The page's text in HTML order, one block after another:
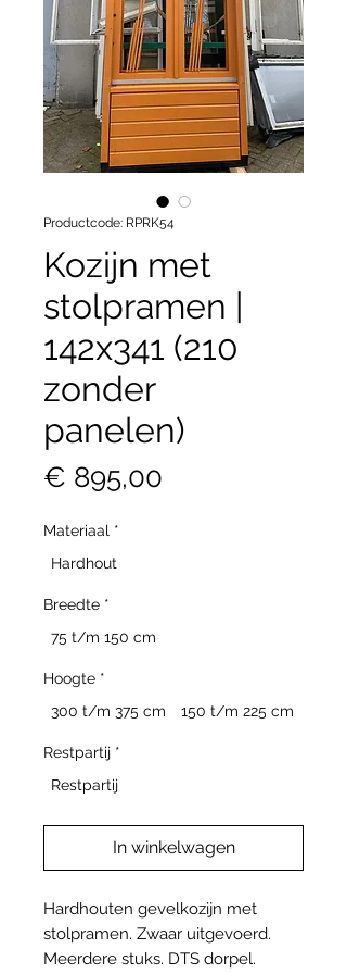
Productcode: RPRK54
Kozijn met
stolpramen |
142x341 (210
zonder
panelen)
€ 895,00
Materiaal *
Hardhout
Breedte *
75 t/m 150 cm
Hoogte *
300 t/m 375 cm
150 t/m 225 cm
Restpartij *
Restpartij
In winkelwagen
Hardhouten gevelkozijn met
stolpramen. Zwaar uitgevoerd.
Meerdere stuks. DTS dorpel.